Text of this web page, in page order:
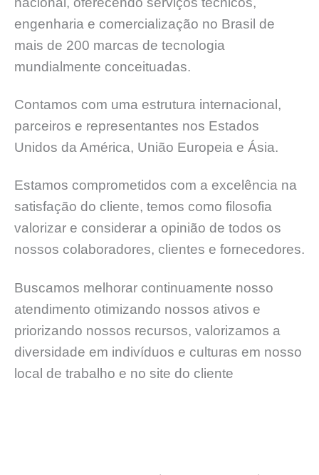
engenharia e comercialização no Brasil de
mais de 200 marcas de tecnologia
mundialmente conceituadas.
Contamos com uma estrutura internacional,
parceiros e representantes nos Estados
Unidos da América, União Europeia e Ásia.
Estamos comprometidos com a excelência na
satisfação do cliente, temos como filosofia
valorizar e considerar a opinião de todos os
nossos colaboradores, clientes e fornecedores.
Buscamos melhorar continuamente nosso
atendimento otimizando nossos ativos e
priorizando nossos recursos, valorizamos a
diversidade em indivíduos e culturas em nosso
local de trabalho e no site do cliente